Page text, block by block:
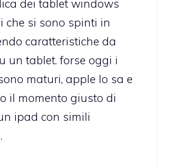
dei tablet windows
che si sono spinti in
caratteristiche da
un tablet. forse oggi i
maturi, apple lo sa e
il momento giusto di
ipad con simili